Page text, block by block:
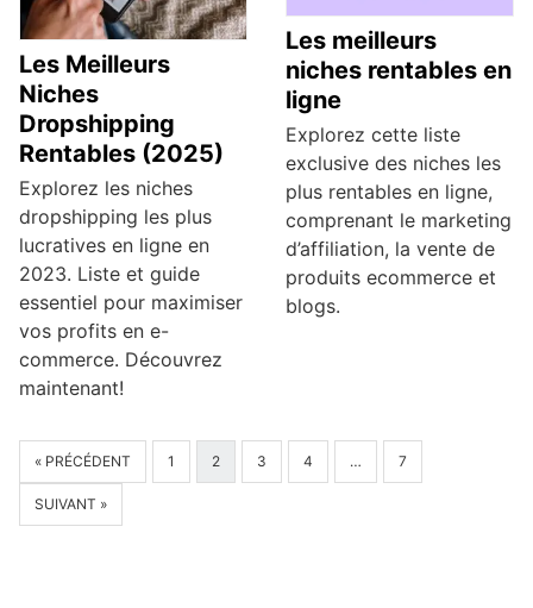
Les Meilleurs
Niches
Dropshipping
Rentables (2025)
Explorez les niches
dropshipping les plus
lucratives en ligne en
2023. Liste et guide
essentiel pour maximiser
vos profits en e-
commerce. Découvrez
maintenant!
Les meilleurs
niches rentables en
ligne
Explorez cette liste
exclusive des niches les
plus rentables en ligne,
comprenant le marketing
d’affiliation, la vente de
produits ecommerce et
blogs.
« PRÉCÉDENT 1 2 3 4 … 7
SUIVANT »